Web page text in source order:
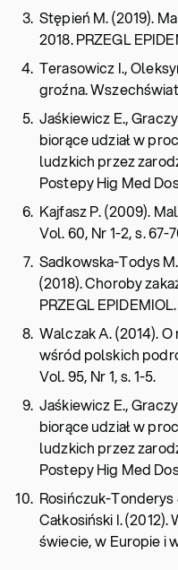
Stępień M. (2019).
2018. PRZEGL
Terasowicz I.,
groźna.
Jaśkiewicz E.,
biorące udział w
ludzkich przez
Postepy Hig Med
Kajfasz P. (2009).
Vol. 60, Nr 1-2, s. 67-
Sadkowska-Todys
(2018). Choroby
PRZEGL
Walczak A. (2014).
wśród polskich
Vol. 95, Nr 1, s. 1-5.
Jaśkiewicz E.,
biorące udział w
ludzkich przez
Postepy Hig Med
Rosińczuk-Tonderys
Całkosiński I.
świecie, w Europie i